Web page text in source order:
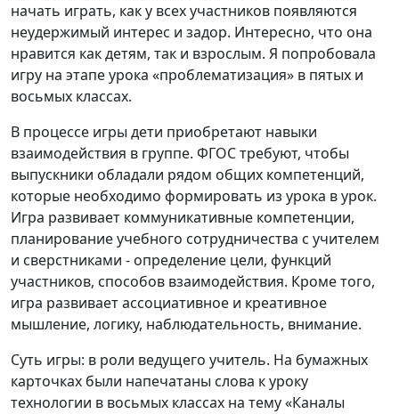
начать играть, как у всех участников появляются
неудержимый интерес и задор. Интересно, что она
нравится как детям, так и взрослым. Я попробовала
игру на этапе урока «проблематизация» в пятых и
восьмых классах.
В процессе игры дети приобретают навыки
взаимодействия в группе. ФГОС требуют, чтобы
выпускники обладали рядом общих компетенций,
которые необходимо формировать из урока в урок.
Игра развивает коммуникативные компетенции,
планирование учебного сотрудничества с учителем
и сверстниками - определение цели, функций
участников, способов взаимодействия. Кроме того,
игра развивает ассоциативное и креативное
мышление, логику, наблюдательность, внимание.
Суть игры: в роли ведущего учитель. На бумажных
карточках были напечатаны слова к уроку
технологии в восьмых классах на тему «Каналы